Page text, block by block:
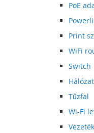
PoE
Print
WiFi
Switch
Tűzfal
Wi-Fi